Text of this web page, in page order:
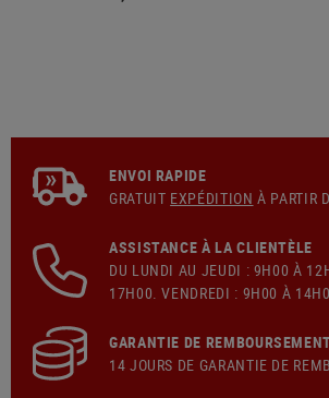
ENVOI RAPIDE
GRATUIT EXPÉDITION À PARTIR
ASSISTANCE À LA CLIENTÈLE
DU LUNDI AU JEUDI : 9H00 À
17H00. VENDREDI : 9H00 À
GARANTIE DE
14 JOURS DE GARANTIE DE